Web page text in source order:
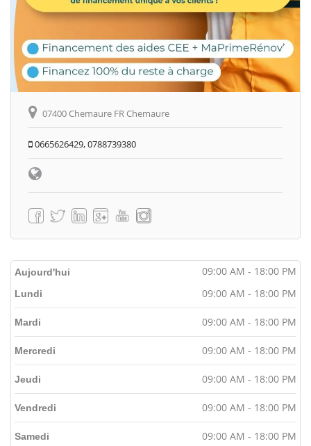
07400 Chemaure FR Chemaure
0665626429, 0788739380
Aujourd'hui 09:00 AM - 18:00 PM
Lundi 09:00 AM - 18:00 PM
Mardi 09:00 AM - 18:00 PM
Mercredi 09:00 AM - 18:00 PM
Jeudi 09:00 AM - 18:00 PM
Vendredi 09:00 AM - 18:00 PM
Samedi 09:00 AM - 18:00 PM